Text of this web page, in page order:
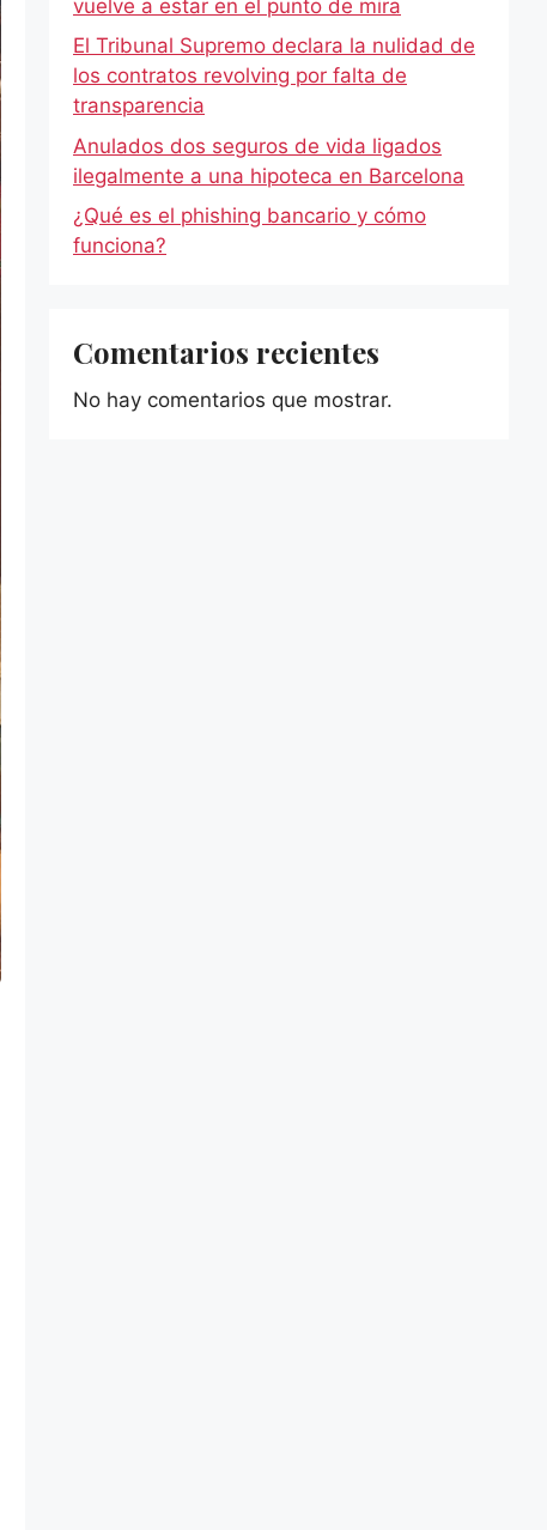
vuelve a estar en el punto de mira
El Tribunal Supremo declara la nulidad de
los contratos revolving por falta de
transparencia
Anulados dos seguros de vida ligados
ilegalmente a una hipoteca en Barcelona
¿Qué es el phishing bancario y cómo
funciona?
Comentarios recientes
No hay comentarios que mostrar.